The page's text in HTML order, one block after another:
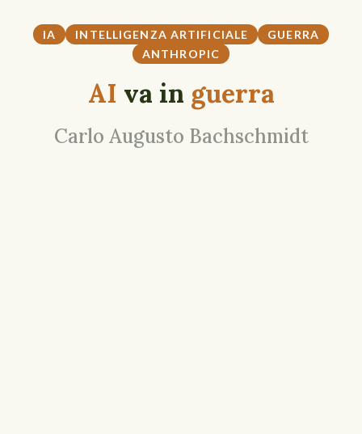
IA INTELLIGENZA ARTIFICIALE
GUERRA
ANTHROPIC
AI va in guerra
Carlo Augusto Bachschmidt